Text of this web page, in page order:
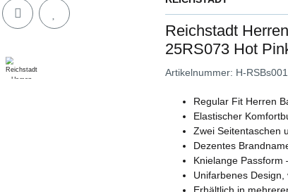
Reichstadt
25RS073 Hot
Artikelnummer: H-
Regular Fit Herren
Elastischer
Zwei Seitentaschen
Dezentes
Knielange Passform
Unifarbenes
Erhältlich in